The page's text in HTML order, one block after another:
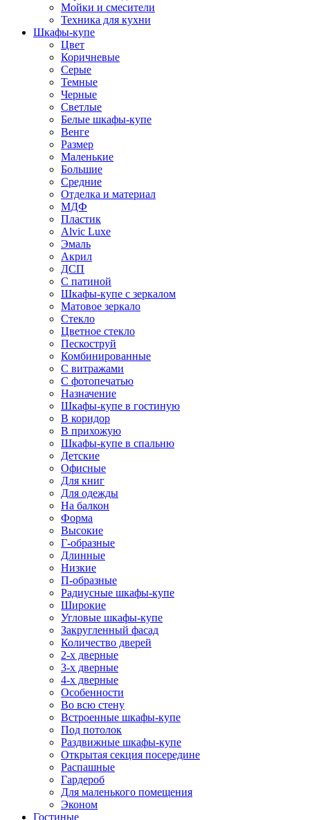
Мойки и смесители
Техника для кухни
Шкафы-купе
Цвет
Коричневые
Серые
Темные
Черные
Светлые
Белые шкафы-купе
Венге
Размер
Маленькие
Большие
Средние
Отделка и материал
МДФ
Пластик
Alvic Luxe
Эмаль
Акрил
ДСП
С патиной
Шкафы-купе с зеркалом
Матовое зеркало
Стекло
Цветное стекло
Пескоструй
Комбинированные
С витражами
С фотопечатью
Назначение
Шкафы-купе в гостиную
В коридор
В прихожую
Шкафы-купе в спальню
Детские
Офисные
Для книг
Для одежды
На балкон
Форма
Высокие
Г-образные
Длинные
Низкие
П-образные
Радиусные шкафы-купе
Широкие
Угловые шкафы-купе
Закругленный фасад
Количество дверей
2-х дверные
3-х дверные
4-х дверные
Особенности
Во всю стену
Встроенные шкафы-купе
Под потолок
Раздвижные шкафы-купе
Открытая секция посередине
Распашные
Гардероб
Для маленького помещения
Эконом
Гостиные